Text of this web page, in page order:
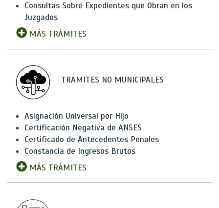
Consultas Sobre Expedientes que Obran en los
Juzgados
MÁS TRÁMITES
TRAMITES NO MUNICIPALES
Asignación Universal por Hijo
Certificación Negativa de ANSES
Certificado de Antecedentes Penales
Constancia de Ingresos Brutos
MÁS TRÁMITES